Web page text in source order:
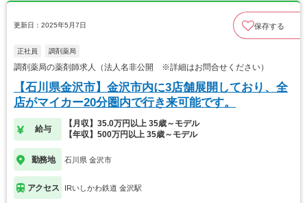
更新日：2025年5月7日 保存する
正社員 調剤薬局
調剤薬局の薬剤師求人（法人名非公開 ※詳細はお問合せください）
【石川県金沢市】金沢市内に3店舗展開しており、全
店がマイカー20分圏内で行き来可能です。
給与
【月収】35.0万円以上 35歳～モデル
【年収】500万円以上 35歳～モデル
勤務地 石川県 金沢市
アクセス IRいしかわ鉄道 金沢駅